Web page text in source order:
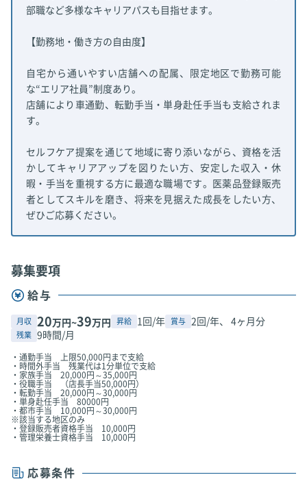
部職など多様なキャリアパスも目指せます。
【勤務地・働き方の自由度】
自宅から通いやすい店舗への配属、限定地区で勤務可能
な“エリア社員”制度あり。
店舗により車通勤、転勤手当・単身赴任手当も支給されま
す。
セルフケア提案を通じて地域に寄り添いながら、資格を活
かしてキャリアアップを図りたい方、安定した収入・休
暇・手当を重視する方に最適な職場です。医薬品登録販売
者としてスキルを磨き、将来を見据えた成長をしたい方、
ぜひご応募ください。
募集要項
給与
月収 20万円~39万円 昇給 1回/年 賞与 2回/年、 4ヶ月分
残業 9時間/月
・通勤手当 上限50,000円まで支給
・時間外手当 残業代は1分単位で支給
・家族手当 20,000円～35,000円
・役職手当 （店長手当50,000円）
・転勤手当 20,000円～30,000円
・単身赴任手当 80000円
・都市手当 10,000円～30,000円
※該当する地区のみ
・登録販売者資格手当 10,000円
・管理栄養士資格手当 10,000円
応募条件